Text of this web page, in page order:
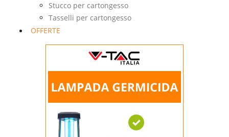
Stucco per cartongesso
Tasselli per cartongesso
OFFERTE